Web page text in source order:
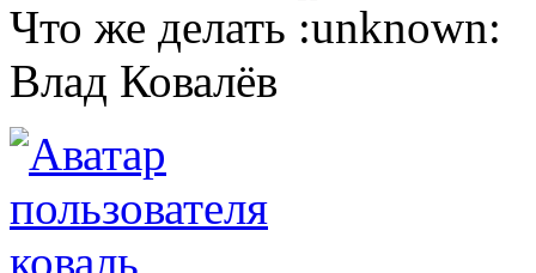
Что же делать
Влад Ковалёв
коваль